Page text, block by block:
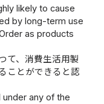
likely to cause
by long-term use
as products
て、消費生活用製
ことができると認
any of the